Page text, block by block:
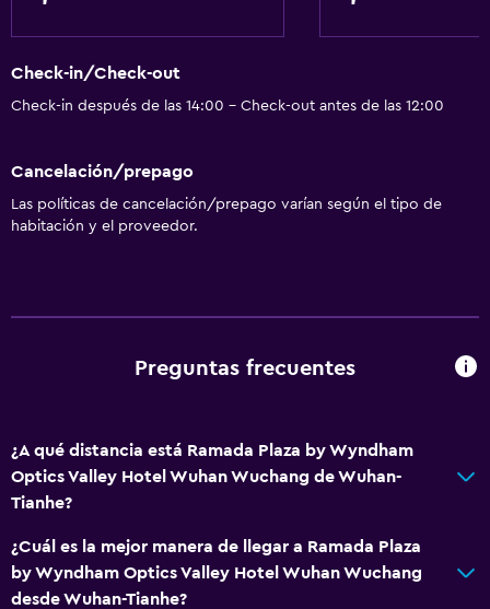
Baño
Comedor
Espacio de almacenamiento
Salud y seguridad
Caja fuerte
Check-in/Check-out
Check-in después de las 14:00 - Check-out antes de las 12:00
Cancelación/prepago
Las políticas de cancelación/prepago varían según el tipo de
habitación y el proveedor.
Preguntas frecuentes
¿A qué distancia está Ramada Plaza by Wyndham
Optics Valley Hotel Wuhan Wuchang de Wuhan-
Tianhe?
¿Cuál es la mejor manera de llegar a Ramada Plaza
by Wyndham Optics Valley Hotel Wuhan Wuchang
desde Wuhan-Tianhe?